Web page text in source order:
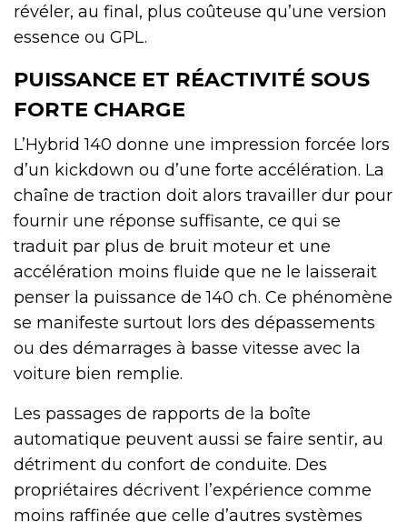
révéler, au final, plus coûteuse qu’une version
essence ou GPL.
PUISSANCE ET RÉACTIVITÉ SOUS
FORTE CHARGE
L’Hybrid 140 donne une impression forcée lors
d’un kickdown ou d’une forte accélération. La
chaîne de traction doit alors travailler dur pour
fournir une réponse suffisante, ce qui se
traduit par plus de bruit moteur et une
accélération moins fluide que ne le laisserait
penser la puissance de 140 ch. Ce phénomène
se manifeste surtout lors des dépassements
ou des démarrages à basse vitesse avec la
voiture bien remplie.
Les passages de rapports de la boîte
automatique peuvent aussi se faire sentir, au
détriment du confort de conduite. Des
propriétaires décrivent l’expérience comme
moins raffinée que celle d’autres systèmes